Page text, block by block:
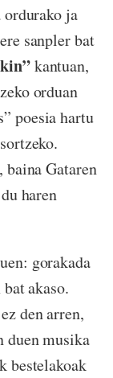
ja
sanpler bat
kantuan,
orduan
poesia hartu
Gataren
haren
gorakada
akaso.
den arren,
duen musika
bestelakoak